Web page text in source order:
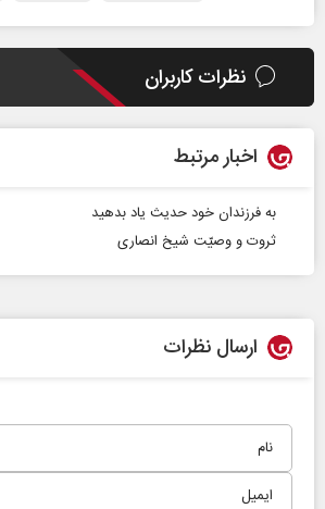
نظرات کاربران
اخبار مرتبط
به فرزندان خود حدیث یاد بدهید
ثروت و وصیّت شیخ انصاری
ارسال نظرات